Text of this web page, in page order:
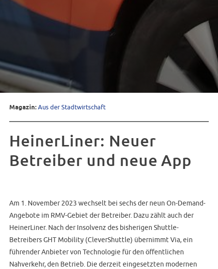
Magazin:Aus der Stadtwirtschaft
HeinerLiner: Neuer
Betreiber und neue App
Am 1. November 2023 wechselt bei sechs der neun On-Demand-
Angebote im RMV-Gebiet der Betreiber. Dazu zählt auch der
HeinerLiner. Nach der Insolvenz des bisherigen Shuttle-
Betreibers GHT Mobility (CleverShuttle) übernimmt Via, ein
führender Anbieter von Technologie für den öffentlichen
Nahverkehr, den Betrieb. Die derzeit eingesetzten modernen